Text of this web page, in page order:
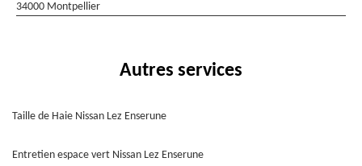
34000 Montpellier
Autres services
Taille de Haie Nissan Lez Enserune
Entretien espace vert Nissan Lez Enserune